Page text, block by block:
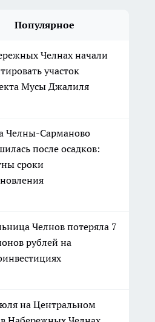
Популярное
Челнах начали
участок
Мусы Джалиля
Челны-Сарманово
после осадков:
сроки
Челнов потеряла 7
рублей на
на Центральном